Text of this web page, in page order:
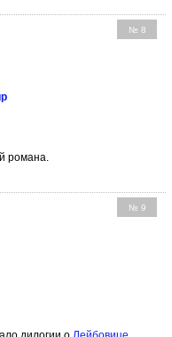
№ 8
романа.
№ 9